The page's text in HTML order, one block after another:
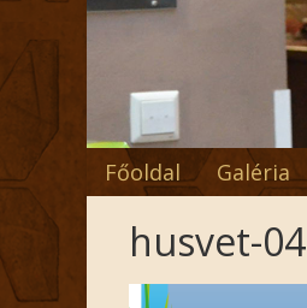
Főoldal Galéria
husvet-04